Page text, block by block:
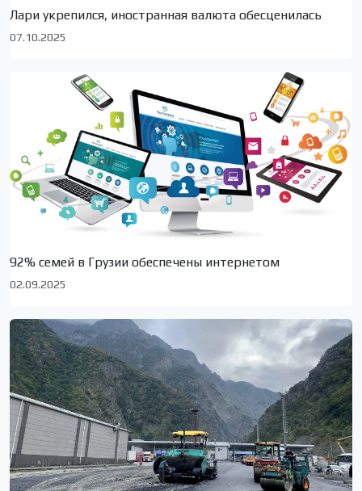
Лари укрепился, иностранная валюта обесценилась
07.10.2025
92% семей в Грузии обеспечены интернетом
02.09.2025